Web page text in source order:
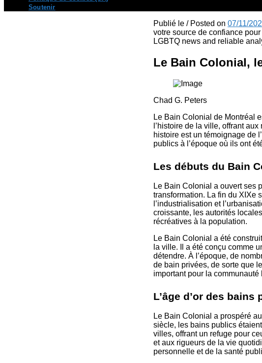
Soutenir
Publié le / Posted on 07/11/
votre source de confiance
LGBTQ news and reliable
Le Bain Colonial,
Chad G. Peters
Le Bain Colonial de Montréal
l’histoire de la ville, offrant
histoire est un témoignage de
publics à l’époque où ils ont
Les débuts du Bain
Le Bain Colonial a ouvert ses
transformation. La fin du XIXe
l’industrialisation et
croissante, les autorités
récréatives à la population.
Le Bain Colonial a été
la ville. Il a été conçu comme
détendre. À l’époque, de
de bain privées, de sorte que
important pour la communauté
L’âge d’or des bains
Le Bain Colonial a prospéré
siècle, les bains publics
villes, offrant un refuge pour
et aux rigueurs de la vie
personnelle et de la santé